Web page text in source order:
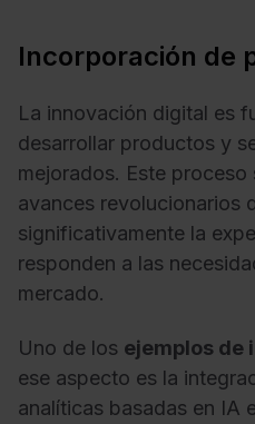
Incorporación de
La innovación digital es
desarrollar productos y
mejorados. Este proceso
avances revolucionarios
significativamente la
responden a las
mercado.
Uno de los ejemplos de
ese aspecto es la
analíticas basadas en IA